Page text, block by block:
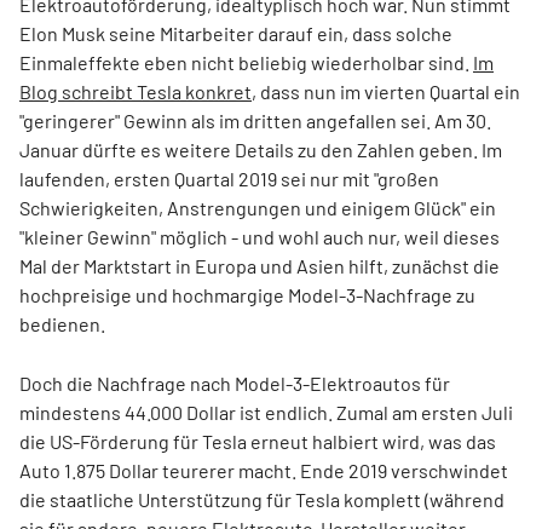
Elon Musk seine Mitarbeiter darauf ein, dass solche
Einmaleffekte eben nicht beliebig wiederholbar sind. Im
Blog schreibt Tesla konkret, dass nun im vierten Quartal ein
"geringerer" Gewinn als im dritten angefallen sei. Am 30.
Januar dürfte es weitere Details zu den Zahlen geben. Im
laufenden, ersten Quartal 2019 sei nur mit "großen
Schwierigkeiten, Anstrengungen und einigem Glück" ein
"kleiner Gewinn" möglich - und wohl auch nur, weil dieses
Mal der Marktstart in Europa und Asien hilft, zunächst die
hochpreisige und hochmargige Model-3-Nachfrage zu
bedienen.
Doch die Nachfrage nach Model-3-Elektroautos für
mindestens 44.000 Dollar ist endlich. Zumal am ersten Juli
die US-Förderung für Tesla erneut halbiert wird, was das
Auto 1.875 Dollar teurerer macht. Ende 2019 verschwindet
die staatliche Unterstützung für Tesla komplett (während